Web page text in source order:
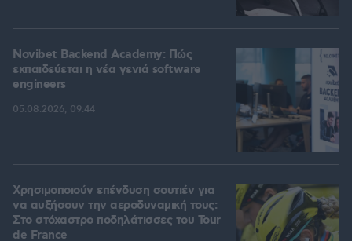
Novibet Backend Academy: Πώς
εκπαιδεύεται η νέα γενιά software
engineers
05.08.2026, 09:44
Χρησιμοποιούν επένδυση σουτιέν για
να αυξήσουν την αεροδυναμική τους:
Στο στόχαστρο ποδηλάτισσες του Tour
de France